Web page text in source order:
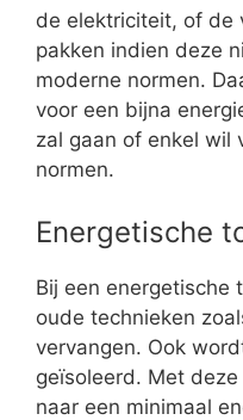
de elektriciteit, of de
pakken indien deze
moderne normen.
voor een bijna
zal gaan of enkel wil
normen.
Energetische
Bij een energetische
oude technieken
vervangen. Ook
geïsoleerd. Met
naar een minimaal